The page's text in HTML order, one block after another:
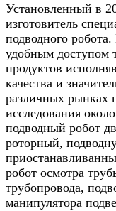
Установленный в
изготовитель
подводного
удобным доступом
продуктов
качества и
различных рынках
исследования
подводный робот
роторный,
робот осмотра
трубопровода,
манипулятора